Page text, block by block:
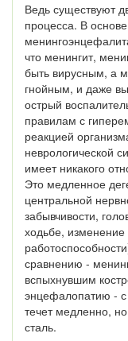
Ведь существуют
процесса. В
что менингит,
быть вирусным, а
гнойным, и даже
острый
правилам с
реакцией
неврологической
имеет никакого
Это медленное
центральной
забывчивости,
ходьбе,
сравнению -
вспыхнувшим
энцефалопатию -
течет медленно,
сталь.